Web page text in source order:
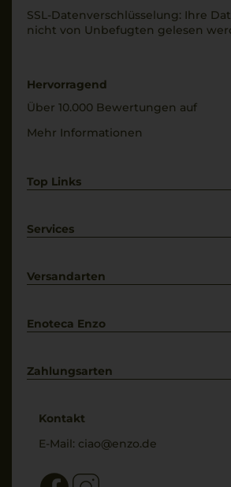
Bio Kennzeichnung
Bio Kennzeichnung
IT-BIO-013
18 °C
Italien
SSL-Daten­verschlüs­selung: Ihre
nicht von Unbe­fugten gelesen
Hervorragend
Über 10.000 Bewertungen auf
Mehr Informationen
Top Links
Weißwein
Services
Kontakt
Versandarten
Enoteca Enzo
Bewertungs-Richtlinien
Zahlungsarten
Kontakt
E-Mail: ciao@enzo.de